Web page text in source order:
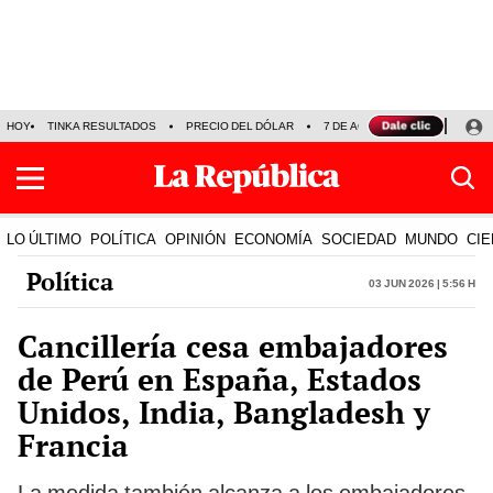
HOY TINKA RESULTADOS PRECIO DEL DÓLAR 7 DE AGOSTO OLLANTA
LO ÚLTIMO POLÍTICA OPINIÓN ECONOMÍA SOCIEDAD MUNDO
Política 03 Jun 2026 | 5:56 h
Cancillería cesa embajadores
de Perú en España, Estados
Unidos, India, Bangladesh y
Francia